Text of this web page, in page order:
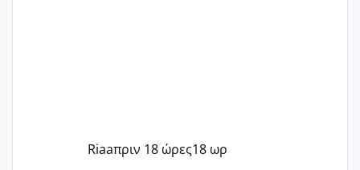
Riaaπριν 18 ώρες18 ωρ